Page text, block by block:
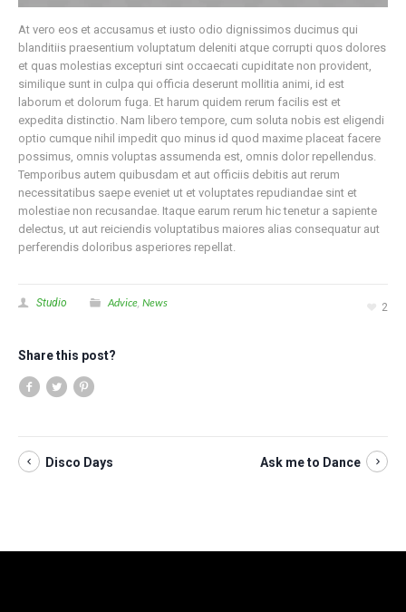
At vero eos et accusamus et iusto odio dignissimos ducimus qui
blanditiis praesentium voluptatum deleniti atque corrupti quos dolores
et quas molestias excepturi sint occaecati cupiditate non provident,
similique sunt in culpa qui officia deserunt mollitia animi, id est
laborum et dolorum fuga. Et harum quidem rerum facilis est et
expedita distinctio. Nam libero tempore, cum soluta nobis est eligendi
optio cumque nihil impedit quo minus id quod maxime placeat facere
possimus, omnis voluptas assumenda est, omnis dolor repellendus.
Temporibus autem quibusdam et aut officiis debitis aut rerum
necessitatibus saepe eveniet ut et voluptates repudiandae sint et
molestiae non recusandae. Itaque earum rerum hic tenetur a sapiente
delectus, ut aut reiciendis voluptatibus maiores alias consequatur aut
perferendis doloribus asperiores repellat.
2
Studio Advice, News
Share this post?
Disco Days Ask me to Dance